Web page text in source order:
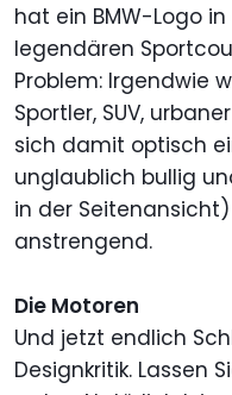
hat ein BMW-Logo
legendären
Problem: Irgendwie
Sportler, SUV,
sich damit optisch
unglaublich bullig
in der
anstrengend.
Die Motoren
Und jetzt endlich
Designkritik. Lassen